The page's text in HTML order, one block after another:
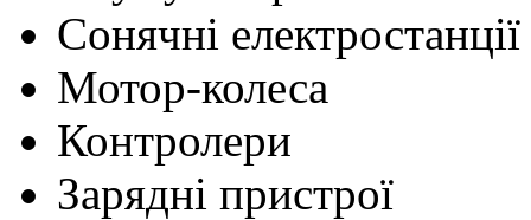
Сонячні електростанції
Мотор-колеса
Контролери
Зарядні пристрої